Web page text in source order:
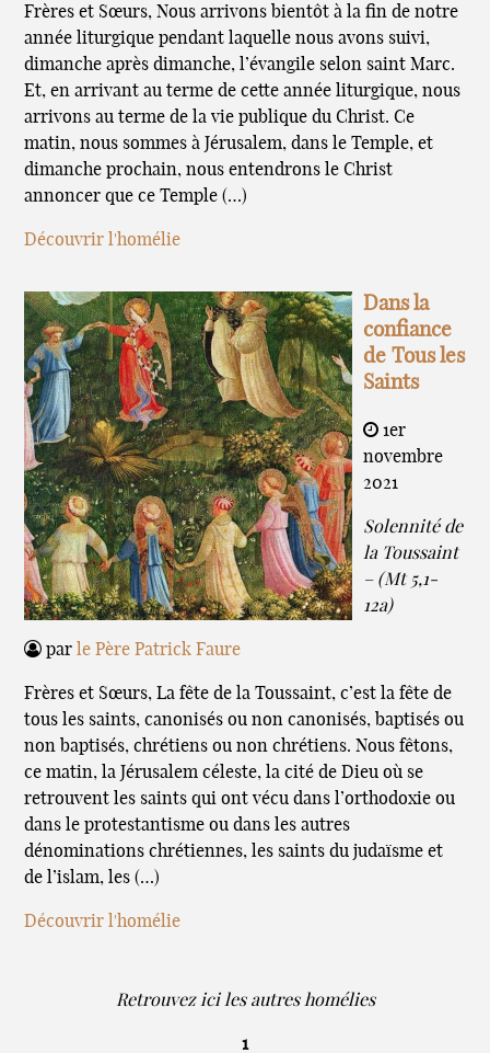
Frères et Sœurs, Nous arrivons bientôt à la fin de notre
année liturgique pendant laquelle nous avons suivi,
dimanche après dimanche, l’évangile selon saint Marc.
Et, en arrivant au terme de cette année liturgique, nous
arrivons au terme de la vie publique du Christ. Ce
matin, nous sommes à Jérusalem, dans le Temple, et
dimanche prochain, nous entendrons le Christ
annoncer que ce Temple (…)
Découvrir l'homélie
Dans la
confiance
de Tous les
Saints
1er
novembre
2021
Solennité de
la Toussaint
– (Mt 5,1-
12a)
par le Père Patrick Faure
Frères et Sœurs, La fête de la Toussaint, c’est la fête de
tous les saints, canonisés ou non canonisés, baptisés ou
non baptisés, chrétiens ou non chrétiens. Nous fêtons,
ce matin, la Jérusalem céleste, la cité de Dieu où se
retrouvent les saints qui ont vécu dans l’orthodoxie ou
dans le protestantisme ou dans les autres
dénominations chrétiennes, les saints du judaïsme et
de l’islam, les (…)
Découvrir l'homélie
Retrouvez ici les autres homélies
1